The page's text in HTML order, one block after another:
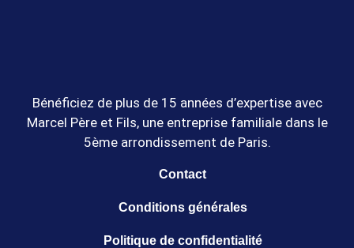
Bénéficiez de plus de 15 années d’expertise avec
Marcel Père et Fils, une entreprise familiale dans le
5ème arrondissement de Paris.
Contact
Conditions générales
Politique de confidentialité